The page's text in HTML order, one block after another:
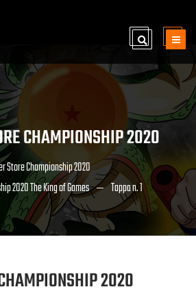
CHAMPIONSHIP 2020
Store Championship 2020
2020 The King of Games
Tappa n. 1
2020